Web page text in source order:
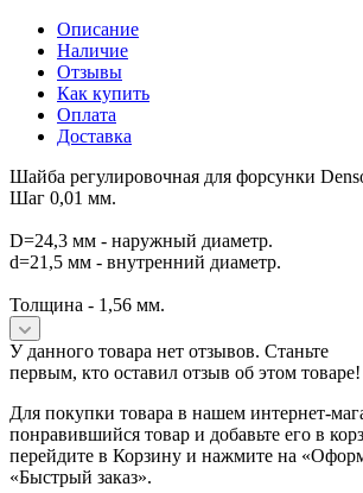
Описание
Наличие
Отзывы
Как купить
Оплата
Доставка
Шайба регулировочная для форсунки
Шаг 0,01 мм.
D=24,3 мм - наружный диаметр.
d=21,5 мм - внутренний диаметр.
Толщина - 1,56 мм.
У данного товара нет отзывов. Станьте
первым, кто оставил отзыв об этом товаре!
Для покупки товара в нашем интернет-
понравившийся товар и добавьте его в
перейдите в Корзину и нажмите на
«Быстрый заказ».